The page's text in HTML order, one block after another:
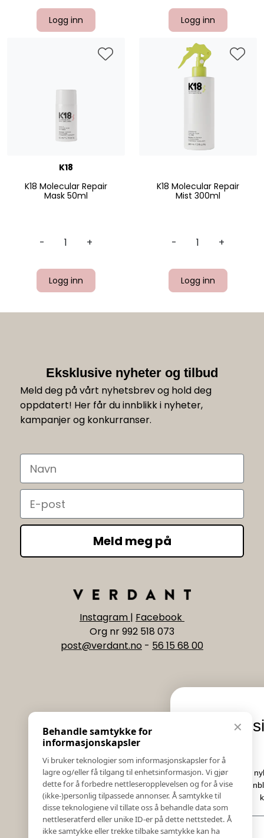
Logg inn Logg inn
K18
K18 Molecular Repair
Mask 50ml
- +
Logg inn
K18 Molecular Repair
Mist 300ml
- +
Logg inn
Eksklusive nyheter og tilbud
Meld deg på vårt nyhetsbrev og hold deg
oppdatert! Her får du innblikk i nyheter,
kampanjer og konkurranser.
Navn
Email
Meld meg på
Instagram | Facebook
Org nr 992 518 073
post@verdant.no - 56 15 68 00
Informasjon
Salgs & Leveringsbetingelser
Registrer reklamasjon eller retur
Kontakt Oss
Bildebank
Følg Oss
Prislister
Etiske Retningslinjer
✕
Behandle samtykke for
informasjonskapsler
Vi bruker teknologier som informasjonskapsler for å
lagre og/eller få tilgang til enhetsinformasjon. Vi gjør
dette for å forbedre nettleseropplevelsen og for å vise
(ikke-)personlig tilpassede annonser. Å samtykke til
disse teknologiene vil tillate oss å behandle data som
nettleseratferd eller unike ID-er på dette nettstedet. Å
ikke samtykke eller trekke tilbake samtykke kan ha
Eksklusive nyheter
Meld deg på vårt nyhetsbrev og hold deg
Her får du innblikk i nyheter, kampanjer og
konkurranser.
E-post